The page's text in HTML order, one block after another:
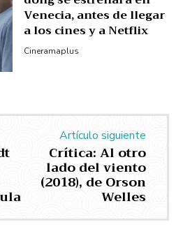
Venecia, antes de llegar
a los cines y a Netflix
Cineramaplus
Artículo siguiente
Crítica: Al otro
lado del viento
(2018), de Orson
Welles